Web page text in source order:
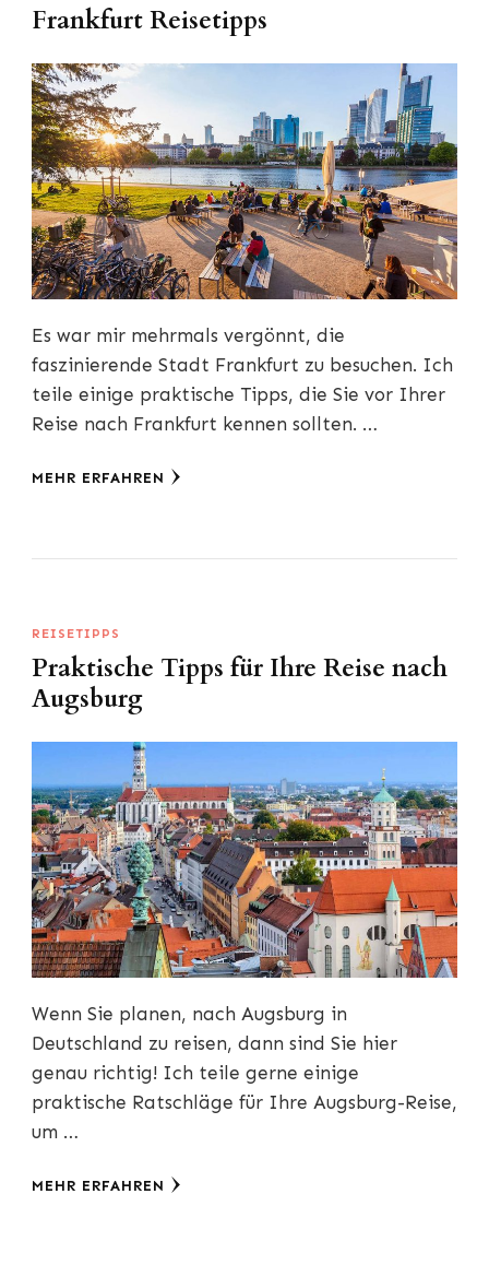
Frankfurt Reisetipps
Es war mir mehrmals vergönnt, die
faszinierende Stadt Frankfurt zu besuchen. Ich
teile einige praktische Tipps, die Sie vor Ihrer
Reise nach Frankfurt kennen sollten. …
MEHR ERFAHREN
REISETIPPS
Praktische Tipps für Ihre Reise nach
Augsburg
Wenn Sie planen, nach Augsburg in
Deutschland zu reisen, dann sind Sie hier
genau richtig! Ich teile gerne einige
praktische Ratschläge für Ihre Augsburg-Reise,
um …
MEHR ERFAHREN